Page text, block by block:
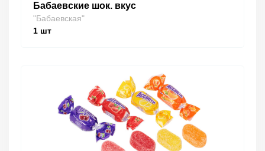
Бабаевские шок. вкус
"Бабаевская"
1 шт